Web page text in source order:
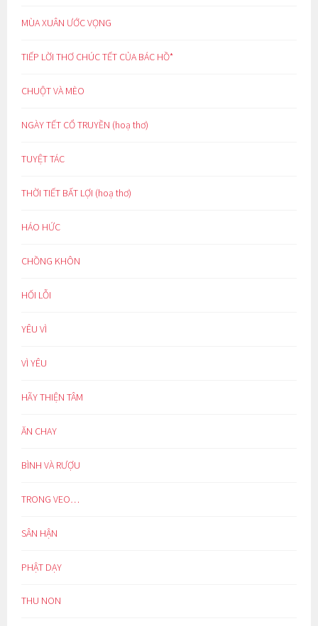
MÙA XUÂN ƯỚC VỌNG
TIẾP LỜI THƠ CHÚC TẾT CỦA BÁC HỒ*
CHUỘT VÀ MÈO
NGÀY TẾT CỔ TRUYỀN (hoạ thơ)
TUYỆT TÁC
THỜI TIẾT BẤT LỢI (hoạ thơ)
HÁO HỨC
CHỒNG KHÔN
HỐI LỖI
YÊU VÌ
VÌ YÊU
HÃY THIỆN TÂM
ĂN CHAY
BÌNH VÀ RƯỢU
TRONG VEO…
SÂN HẬN
PHẬT DẠY
THU NON